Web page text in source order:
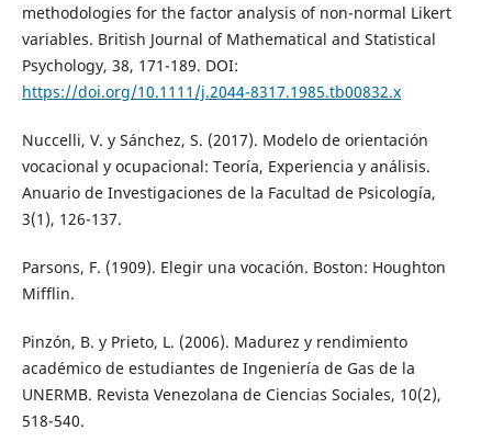
methodologies for the factor analysis of non-normal Likert
variables. British Journal of Mathematical and Statistical
Psychology, 38, 171-189. DOI:
https://doi.org/10.1111/j.2044-8317.1985.tb00832.x
Nuccelli, V. y Sánchez, S. (2017). Modelo de orientación
vocacional y ocupacional: Teoría, Experiencia y análisis.
Anuario de Investigaciones de la Facultad de Psicología,
3(1), 126-137.
Parsons, F. (1909). Elegir una vocación. Boston: Houghton
Mifflin.
Pinzón, B. y Prieto, L. (2006). Madurez y rendimiento
académico de estudiantes de Ingeniería de Gas de la
UNERMB. Revista Venezolana de Ciencias Sociales, 10(2),
518-540.